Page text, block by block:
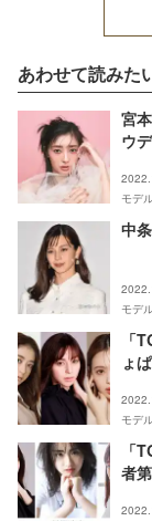
あわせて読みた
宮
ウ
モデ
中
モデ
「
ょ
モデ
「
者